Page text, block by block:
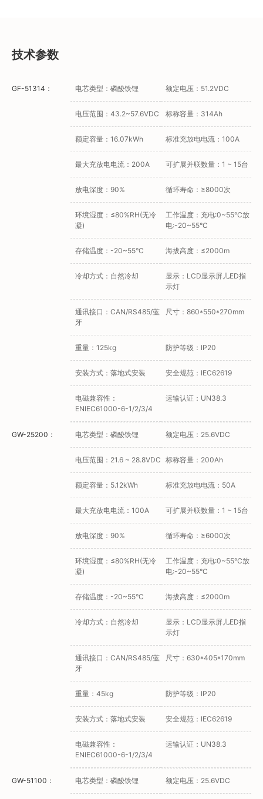
技术参数
GF-51314： 电芯类型：磷酸铁锂 额定电压：51.2VDC
电压范围：43.2~57.6VDC 标称容量：314Ah
额定容量：16.07kWh 标准充放电电流：100A
最大充放电电流：200A 可扩展并联数量：1 ~ 15台
放电深度：90% 循环寿命：≥8000次
环境湿度：≤80%RH(无冷
凝)
工作温度：充电:0~55°C放
电:-20~55°C
存储温度：-20~55°C 海拔高度：≤2000m
冷却方式：自然冷却
显示：LCD显示屏儿ED指
示灯
通讯接口：CAN/RS485/蓝
牙
尺寸：860*550*270mm
重量：125kg 防护等级：IP20
安装方式：落地式安装 安全规范：IEC62619
电磁兼容性：
ENIEC61000-6-1/2/3/4
运输认证：UN38.3
GW-25200： 电芯类型：磷酸铁锂 额定电压：25.6VDC
电压范围：21.6 ~ 28.8VDC 标称容量：200Ah
额定容量：5.12kWh 标准充放电电流：50A
最大充放电电流：100A 可扩展并联数量：1 ~ 15台
放电深度：90% 循环寿命：≥6000次
环境湿度：≤80%RH(无冷
凝)
工作温度：充电:0~55°C放
电:-20~55°C
存储温度：-20~55°C 海拔高度：≤2000m
冷却方式：自然冷却
显示：LCD显示屏儿ED指
示灯
通讯接口：CAN/RS485/蓝
牙
尺寸：630*405*170mm
重量：45kg 防护等级：IP20
安装方式：落地式安装 安全规范：IEC62619
电磁兼容性：
ENIEC61000-6-1/2/3/4
运输认证：UN38.3
GW-51100： 电芯类型：磷酸铁锂 额定电压：25.6VDC